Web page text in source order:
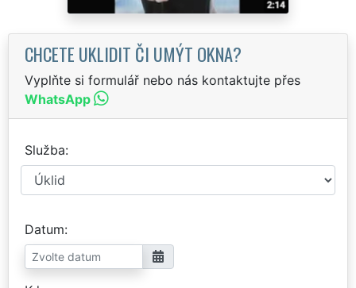
CHCETE UKLIDIT ČI UMÝT OKNA?
Vyplňte si formulář nebo nás kontaktujte přes
WhatsApp
Služba
Datum